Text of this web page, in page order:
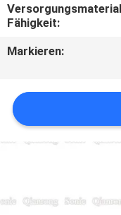
ANGEBOT
SITEMAP
Fähigkeit:
Markieren: